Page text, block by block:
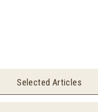
Selected Articles